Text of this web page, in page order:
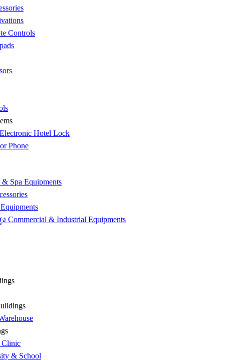
Controls
Hotel Lock
Phone
Equipments
& Industrial Equipments
& School